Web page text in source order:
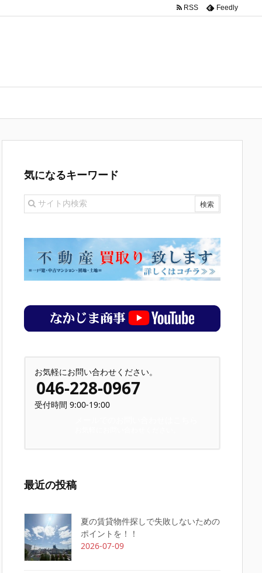
RSS Feedly
気になるキーワード
お気軽にお問い合わせください。
046-228-0967
受付時間 9:00-19:00
最近の投稿
夏の賃貸物件探しで失敗しないための
ポイントを！！
2026-07-09